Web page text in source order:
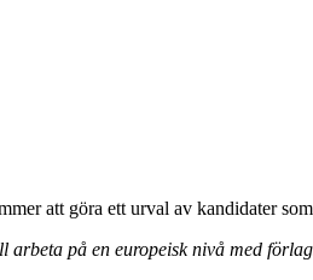
att göra ett urval av kandidater
på en europeisk nivå med